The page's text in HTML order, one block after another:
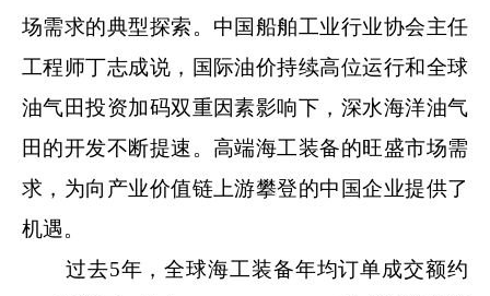
场需求的典型探索。中国船舶工业行业协会主任
工程师丁志成说，国际油价持续高位运行和全球
油气田投资加码双重因素影响下，深水海洋油气
田的开发不断提速。高端海工装备的旺盛市场需
求，为向产业价值链上游攀登的中国企业提供了
机遇。
过去5年，全球海工装备年均订单成交额约